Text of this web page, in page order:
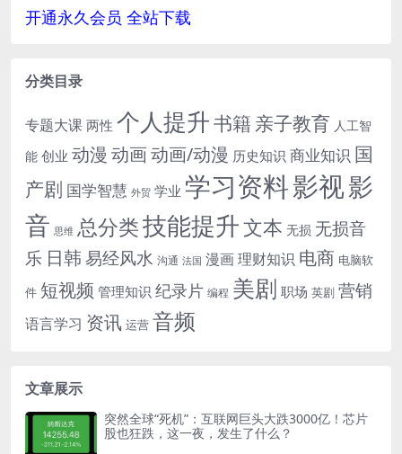
开通永久会员 全站下载
分类目录
专题大课 两性 个人提升书籍 亲子教育 人工智
能 创业 动漫 动画动画/动漫 历史知识商业知识 国
产剧 国学智慧 外贸 学业 学习资料影视影
音 思维 总分类技能提升文本 无损 无损音
乐 日韩易经风水 沟通 法国 漫画理财知识 电商 电脑软
件 短视频 管理知识 纪录片 编程 美剧 职场 英剧 营销
语言学习 资讯 运营 音频
文章展示
突然全球“死机”：互联网巨头大跌3000亿！芯片
股也狂跌，这一夜，发生了什么？